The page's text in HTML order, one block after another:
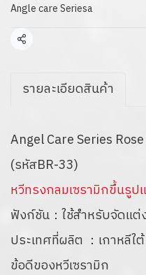
Angle care Seriesa
Share
รายละเอียดสินค้า
Angel Care Series
(รหัสBR-33)
หวีทรงกลมเซรามิกขึ้นรูป
ฟังก์ชัน：ใช้สำหรับจัดแต่
ประเทศที่ผลิต ：เกาหลีใต้
ข้อดีของหวีเซรามิก